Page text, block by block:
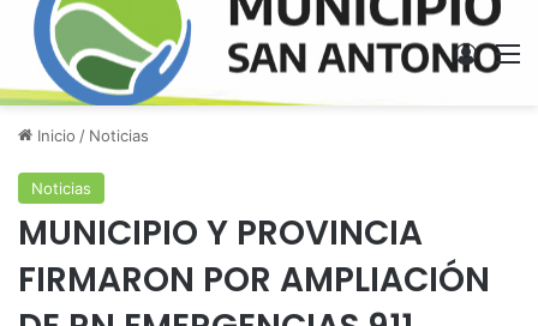
Inicio / Noticias
Noticias
MUNICIPIO Y PROVINCIA
FIRMARON POR AMPLIACIÓN